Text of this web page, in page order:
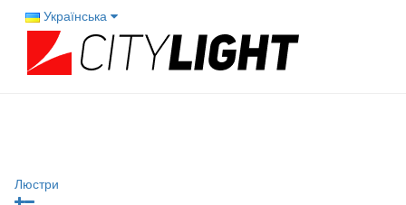
Українська
Люстри